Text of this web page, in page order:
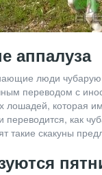
аппалуза
люди
переводом с
лошадей, которая
переводится, как
такие скакуны